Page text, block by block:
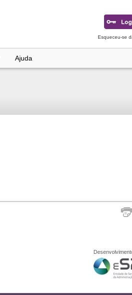
Esqueceu-se
Ajuda